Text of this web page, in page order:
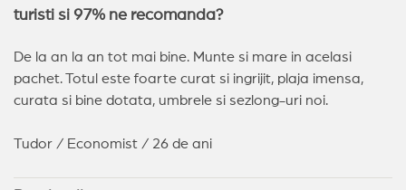
turisti si 97% ne recomanda?
De la an la an tot mai bine. Munte si mare in acelasi
pachet. Totul este foarte curat si ingrijit, plaja imensa,
curata si bine dotata, umbrele si sezlong-uri noi.
Tudor / Economist / 26 de ani